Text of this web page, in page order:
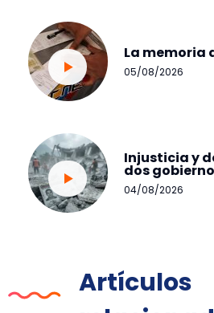
La memoria
05/08/2026
Injusticia y
dos
04/08/2026
Artículos